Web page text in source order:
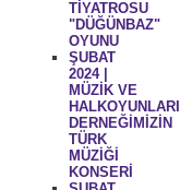
TİYATROSU
"DÜĞÜNBAZ"
OYUNU
ŞUBAT
2024 |
MÜZİK VE
HALKOYUNLARI
DERNEĞİMİZİN
TÜRK
MÜZİĞİ
KONSERİ